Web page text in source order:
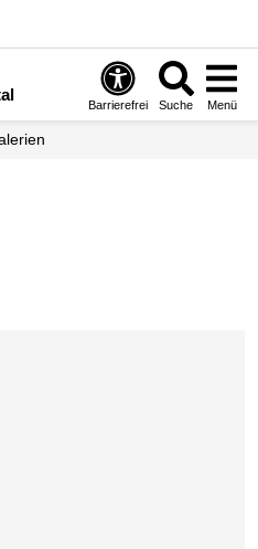
Barrierefrei Suche Menü